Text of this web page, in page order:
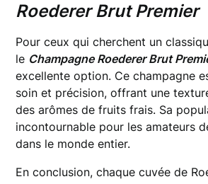
Roederer Brut Premier
Pour ceux qui cherchent un
le Champagne Roederer Brut
excellente option. Ce champagne
soin et précision, offrant une
des arômes de fruits frais. Sa
incontournable pour les amateurs
dans le monde entier.
En conclusion, chaque cuvée de